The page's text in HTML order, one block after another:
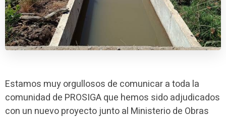
Estamos muy orgullosos de comunicar a toda la
comunidad de PROSIGA que hemos sido adjudicados
con un nuevo proyecto junto al Ministerio de Obras